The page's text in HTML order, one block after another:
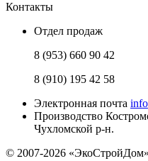
Контакты
Отдел продаж
8 (953) 660 90 42
8 (910) 195 42 58
Электронная почта
Производство
Чухломской р-н.
© 2007-2026 «ЭкоСтройДом»